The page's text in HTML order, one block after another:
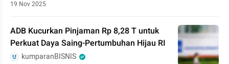
19 Nov 2025
ADB Kucurkan Pinjaman Rp 8,28 T untuk
Perkuat Daya Saing-Pertumbuhan Hijau RI
kumparanBISNIS